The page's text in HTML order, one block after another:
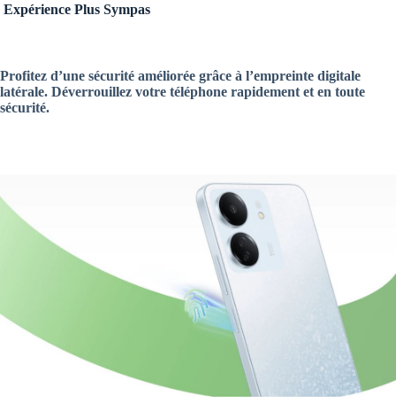
Expérience Plus Sympas
Profitez d’une sécurité améliorée grâce à l’empreinte digitale
latérale. Déverrouillez votre téléphone rapidement et en toute
sécurité.